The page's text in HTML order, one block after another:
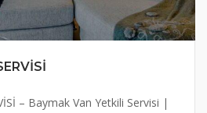
– Baymak Van Yetkili Servisi |